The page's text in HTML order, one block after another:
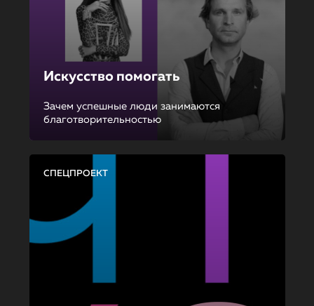
Искусство помогать
Зачем успешные люди занимаются
благотворительностью
СПЕЦПРОЕКТ